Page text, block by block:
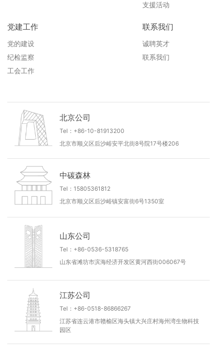
支援活动
党建工作
党的建设
纪检监察
工会工作
联系我们
诚聘英才
联系我们
北京公司
Tel：+86-10-81913200
北京市顺义区后沙峪安平北街8号院17号楼206
中碳森林
Tel：15805361812
北京市顺义区后沙峪镇安富街6号1350室
山东公司
Tel：+86-0536-5318765
山东省滩坊市滨海经济开发区黄河西街006067号
江苏公司
Tel：+86-0518-86866267
江苏省连云港市赣榆区海头镇大兴庄村海州湾生物科技
园区